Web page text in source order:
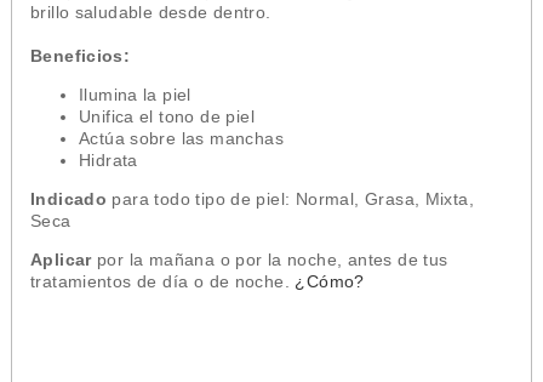
brillo saludable desde dentro.
Beneficios:
Ilumina la piel
Unifica el tono de piel
Actúa sobre las manchas
Hidrata
Indicado para todo tipo de piel: Normal, Grasa, Mixta,
Seca
Aplicarpor la mañana o por la noche, antes de tus
tratamientos de día o de noche. ¿Cómo?